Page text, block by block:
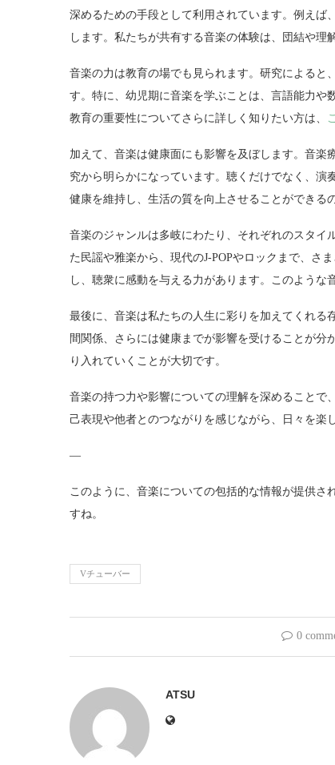
深めるための手段として利用されています。例えば
します。私たちが共有する音楽の体験は、団結や理
音楽の力は教育の場でも見られます。研究によると
す。特に、幼児期に音楽を学ぶことは、言語能力や
教育の重要性についてさらに詳しく知りたい方は、
加えて、音楽は健康面にも影響を及ぼします。音
究から明らかになっています。聴くだけでなく、
健康を維持し、生活の質を向上させることができる
音楽のジャンルは多岐にわたり、それぞれのスタ
た民謡や雅楽から、現代のJ-POPやロックまで、さ
し、聴衆に感動を与える力があります。このような
最後に、音楽は私たちの人生に彩りを加えてくれる
間関係、さらには健康までが影響を受けることが
り入れていくことが大切です。
音楽の持つ力や影響についての理解を深めることで
己表現や他者とのつながりを感じながら、日々を楽
—
このように、音楽についての包括的な情報が提供さ
すね。
Vチューバー
0
ATSU